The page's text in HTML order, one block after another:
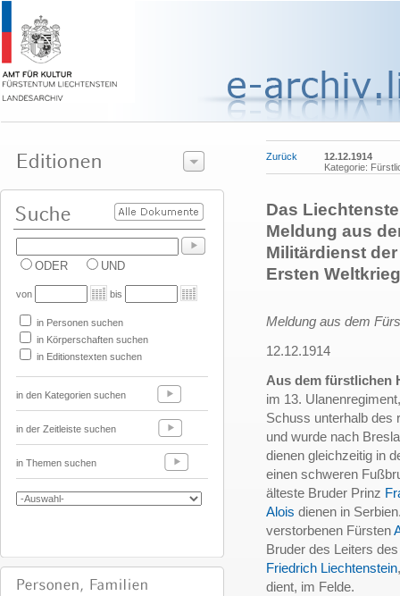
ODER UND
von bis
in Personen suchen
in Körperschaften suchen
in Editionstexten suchen
in den Kategorien suchen
in der Zeitleiste suchen
in Themen suchen
Zurück
12.12.1914
Kategorie:
Das
Meldung aus
Militärdienst
Ersten Weltkrieg
Meldung aus dem
12.12.1914
Aus dem fürstlichen
im 13.
Schuss unterhalb des
und wurde nach
dienen gleichzeitig in
einen schweren
älteste Bruder Prinz
Alois dienen in
verstorbenen Fürsten
Bruder des Leiters
Friedrich Liechtenstein
dient, im Felde.